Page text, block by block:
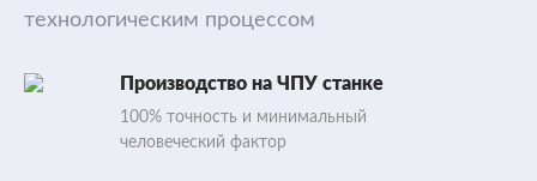
технологическим процессом
Производство на ЧПУ станке
100% точность и минимальный
человеческий фактор